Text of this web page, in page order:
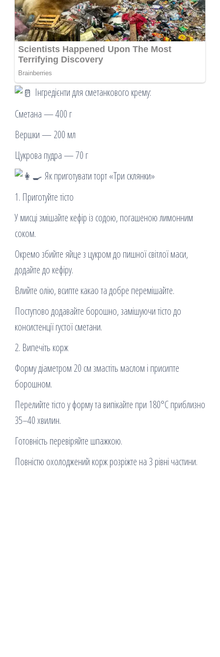
Інгредієнти для сметанкового крему:
Сметана — 400 г
Вершки — 200 мл
Цукрова пудра — 70 г
Як приготувати торт «Три склянки»
1. Приготуйте тісто
У мисці змішайте кефір із содою, погашеною лимонним
соком.
Окремо збийте яйце з цукром до пишної світлої маси,
додайте до кефіру.
Влийте олію, всипте какао та добре перемішайте.
Поступово додавайте борошно, замішуючи тісто до
консистенції густої сметани.
2. Випечіть корж
Форму діаметром 20 см змастіть маслом і присипте
борошном.
Перелийте тісто у форму та випікайте при 180°C приблизно
35–40 хвилин.
Готовність перевіряйте шпажкою.
Повністю охолоджений корж розріжте на 3 рівні частини.